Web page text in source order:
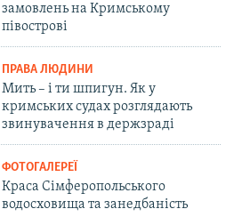
замовлень на Кримському
півострові
ПРАВА ЛЮДИНИ
Мить – і ти шпигун. Як у
кримських судах розглядають
звинувачення в держзраді
ФОТОГАЛЕРЕЇ
Краса Сімферопольського
водосховища та занедбаність